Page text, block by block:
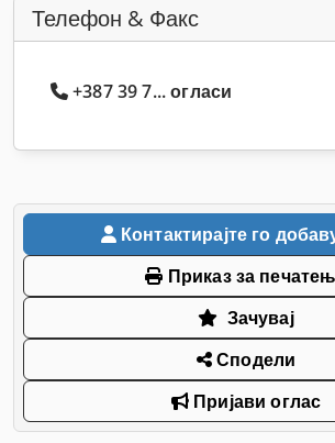
Телефон & Факс
+387 39 7... огласи
Контактирајте го
Приказ за
Зачувај
Сподели
Пријави оглас